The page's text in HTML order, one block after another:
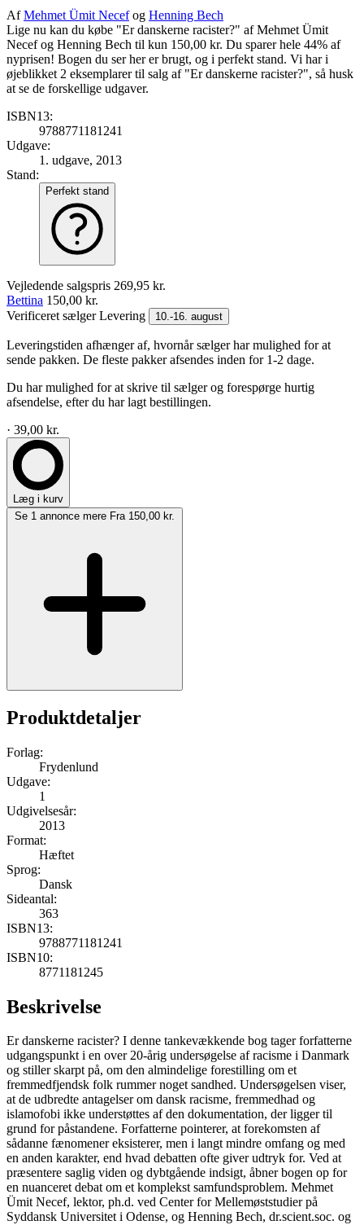
AfMehmet Ümit Necefog Henning Bech
Lige nu kan du købe "Er danskerne racister?" af Mehmet Ümit
Necef og Henning Bech til kun 150,00 kr. Du sparer hele 44% af
nyprisen! Bogen du ser her er brugt, og i perfekt stand. Vi har i
øjeblikket 2 eksemplarer til salg af "Er danskerne racister?", så husk
at se de forskellige udgaver.
ISBN13:
9788771181241
Udgave:
1. udgave, 2013
Stand:
Perfekt stand
Vejledende salgspris 269,95 kr.
Bettina 150,00 kr.
Verificeret sælgerLevering 10.-16. august
Leveringstiden afhænger af, hvornår sælger har mulighed for at
sende pakken. De fleste pakker afsendes inden for 1-2 dage.
Du har mulighed for at skrive til sælger og forespørge hurtig
afsendelse, efter du har lagt bestillingen.
· 39,00 kr.
Læg i kurv
Se 1 annonce mere Fra 150,00 kr.
Produktdetaljer
Forlag:
Frydenlund
Udgave:
1
Udgivelsesår:
2013
Format:
Hæftet
Sprog:
Dansk
Sideantal:
363
ISBN13:
9788771181241
ISBN10:
8771181245
Beskrivelse
Er danskerne racister? I denne tankevækkende bog tager forfatterne
udgangspunkt i en over 20-årig undersøgelse af racisme i Danmark
og stiller skarpt på, om den almindelige forestilling om et
fremmedfjendsk folk rummer noget sandhed. Undersøgelsen viser,
at de udbredte antagelser om dansk racisme, fremmedhad og
islamofobi ikke understøttes af den dokumentation, der ligger til
grund for påstandene. Forfatterne pointerer, at forekomsten af
sådanne fænomener eksisterer, men i langt mindre omfang og med
en anden karakter, end hvad debatten ofte giver udtryk for. Ved at
præsentere saglig viden og dybtgående indsigt, åbner bogen op for
en nuanceret debat om et komplekst samfundsproblem. Mehmet
Ümit Necef, lektor, ph.d. ved Center for Mellemøststudier på
Syddansk Universitet i Odense, og Henning Bech, dr.scient.soc. og